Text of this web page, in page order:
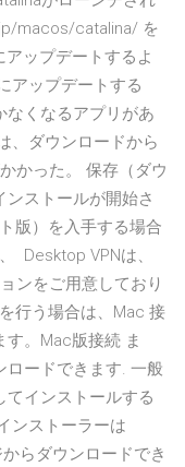
macos/catalina/ を
ップデートするよ
アップデートする
なくなるアプリがあ
、ダウンロードから
かった。 保存（ダウ
ストールが開始さ
版）を入手する場合
Desktop VPNは、
ンをご用意しており
行う場合は、Mac 接
。Mac版接続 ま
ロードできます. 一般
てインストールする
ンストーラーは
らダウンロードでき